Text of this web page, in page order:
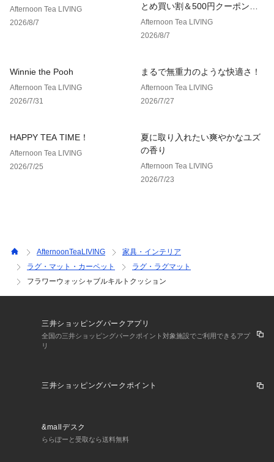
Afternoon Tea LIVING
2026/8/7
とめ買い割＆500円クーポン！2
点以上で10％、3点以上で15％
OFF！
Afternoon Tea LIVING
2026/8/7
Winnie the Pooh
Afternoon Tea LIVING
2026/7/31
まるで無重力のような快適さ！
Afternoon Tea LIVING
2026/7/27
HAPPY TEA TIME！
Afternoon Tea LIVING
2026/7/25
夏に取り入れたい爽やかなユズ
の香り
Afternoon Tea LIVING
2026/7/23
AfternoonTeaLIVING
家具・インテリア
ラグ・マット・カーペット
ラグ・ラグマット
フラワーウォッシャブルキルトクッション
三井ショッピングパークアプリ
全国の三井ショッピングパークポイント対象施設でご利用できるアプ
リ
三井ショッピングパークポイント
&mallデスク
ららぽーと受取なら送料無料